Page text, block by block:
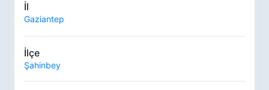
İl
Gaziantep
İlçe
Şahinbey